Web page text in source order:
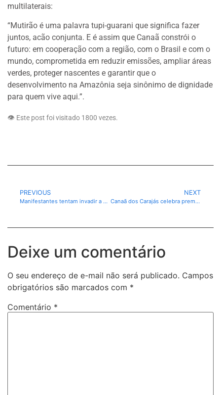
multilaterais:
“Mutirão é uma palavra tupi-guarani que significa fazer
juntos, acão conjunta. E é assim que Canaã constrói o
futuro: em cooperação com a região, com o Brasil e com o
mundo, comprometida em reduzir emissões, ampliar áreas
verdes, proteger nascentes e garantir que o
desenvolvimento na Amazônia seja sinônimo de dignidade
para quem vive aqui.”.
👁️ Este post foi visitado 1800 vezes.
PREVIOUS
Manifestantes tentam invadir a Blue Zone da COP30 em Belém
NEXT
Canaã dos Carajás celebra premiação de alunos na Olimpíada de Língua Portuguesa
Deixe um comentário
O seu endereço de e-mail não será publicado. Campos
obrigatórios são marcados com *
Comentário *